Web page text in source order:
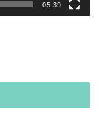
05:39